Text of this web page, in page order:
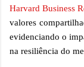
Harvard Business
valores
evidenciando o
na resiliência do